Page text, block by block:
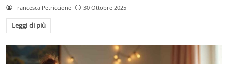
Francesca Petriccione 30 Ottobre 2025
Leggi di più